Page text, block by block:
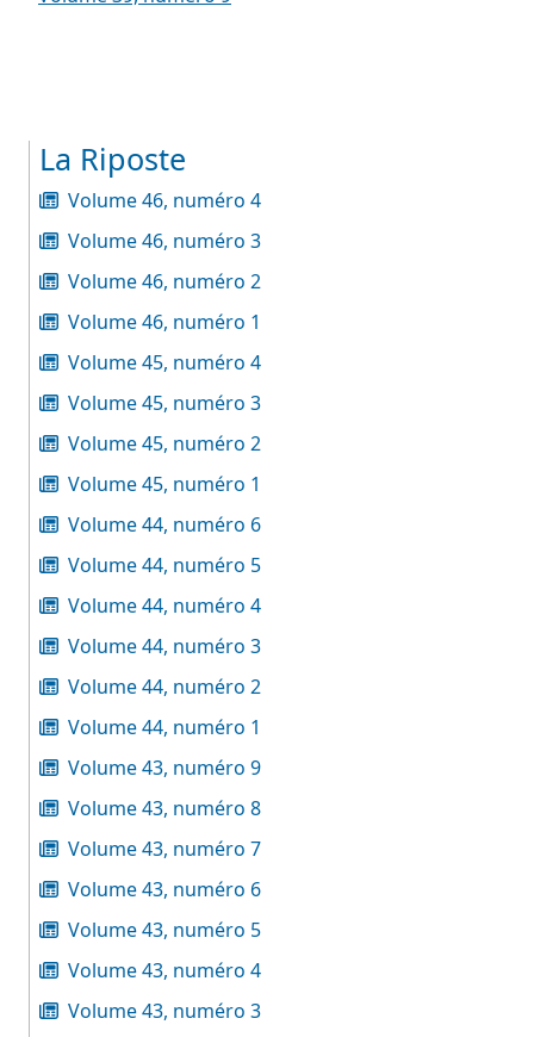
La Riposte
Volume 46, numéro 4
Volume 46, numéro 3
Volume 46, numéro 2
Volume 46, numéro 1
Volume 45, numéro 4
Volume 45, numéro 3
Volume 45, numéro 2
Volume 45, numéro 1
Volume 44, numéro 6
Volume 44, numéro 5
Volume 44, numéro 4
Volume 44, numéro 3
Volume 44, numéro 2
Volume 44, numéro 1
Volume 43, numéro 9
Volume 43, numéro 8
Volume 43, numéro 7
Volume 43, numéro 6
Volume 43, numéro 5
Volume 43, numéro 4
Volume 43, numéro 3